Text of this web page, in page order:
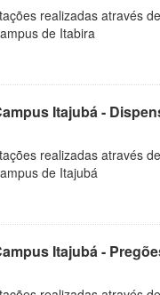
realizadas através
de Itabira
Itajubá -
realizadas através
de Itajubá
Itajubá -